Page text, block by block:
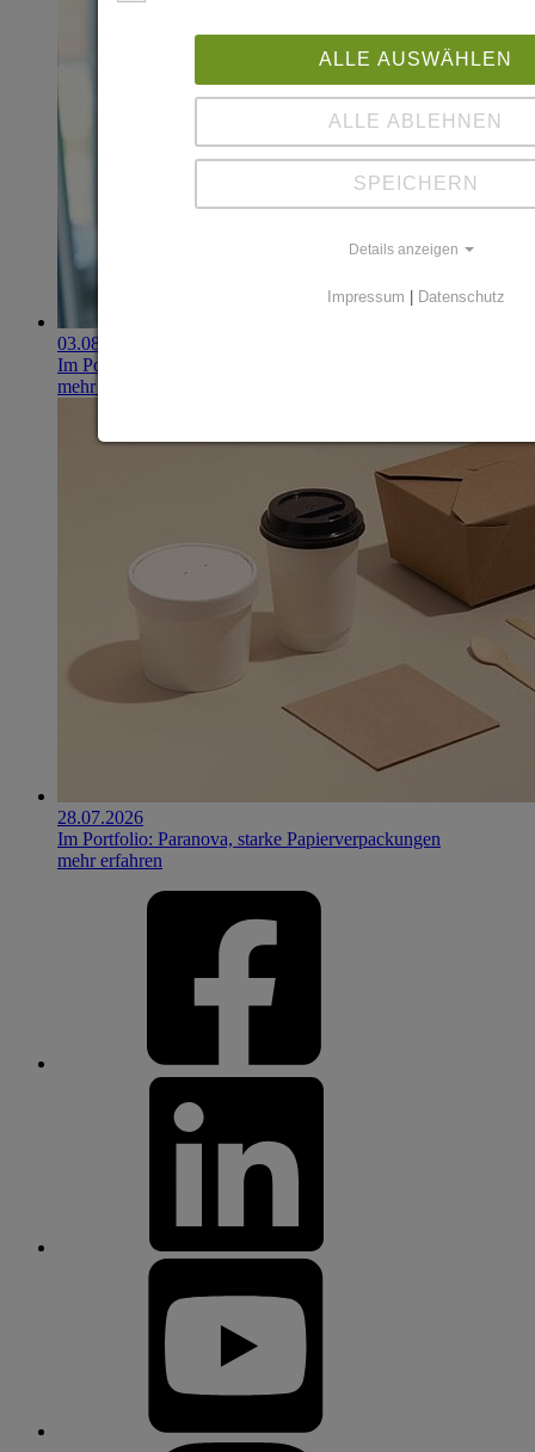
03.08.2026
Im Portfolio: Iset Telecom, IT für das Gesundheitswesen
mehr erfahren
28.07.2026
Im Portfolio: Paranova, starke Papierverpackungen
mehr erfahren
ALLE AUSWÄHLEN
ALLE ABLEHNEN
SPEICHERN
Details anzeigen
Impressum | Datenschutz